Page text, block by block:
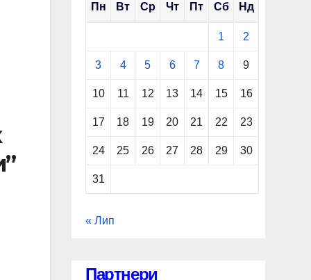
Пн Вт Ср Чт Пт Сб Нд
1 2
3 4 5 6 7 8 9
10 11 12 13 14 15 16
17 18 19 20 21 22 23
24 25 26 27 28 29 30
31
« Лип
Партнери